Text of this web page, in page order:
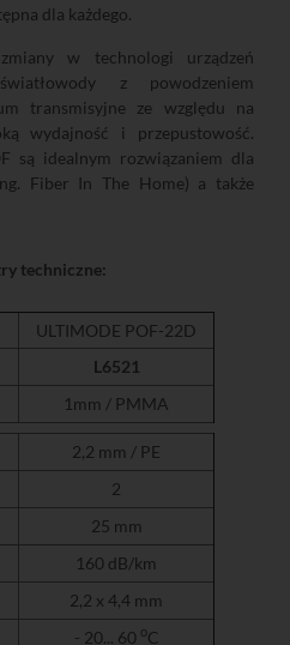
dla każdego.
w technologi urządzeń
z powodzeniem
transmisyjne ze względu na
wydajność i przepustowość.
są idealnym rozwiązaniem dla
Fiber In The Home) a także
techniczne:
ULTIMODE POF-22D
L6521
1mm / PMMA
2,2 mm / PE
2
25 mm
160 dB/km
2,2 x 4,4 mm
- 20... 60 oC